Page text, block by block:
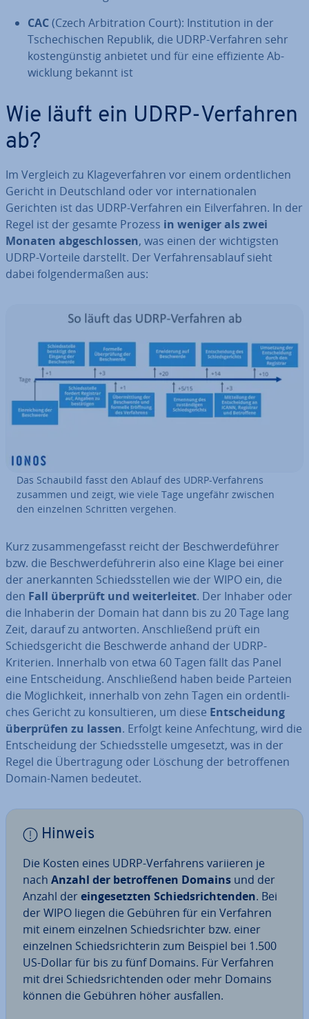
CAC(Czech Ar­bi­tra­ti­on Court): In­sti­tu­ti­on in der
Tsche­chi­schen Republik, die UDRP-Verfahren sehr
kos­ten­güns­tig anbietet und für eine ef­fi­zi­en­te Ab­
wick­lung bekannt ist
Wie läuft ein UDRP-Verfahren
ab?
Im Vergleich zu Kla­ge­ver­fah­ren vor einem or­dent­li­chen
Gericht in Deutsch­land oder vor in­ter­na­tio­na­len
Gerichten ist das UDRP-Verfahren ein Eil­ver­fah­ren. In der
Regel ist der gesamte Prozess in weniger als zwei
Monaten ab­ge­schlos­sen, was einen der wich­tigs­ten
UDRP-Vorteile darstellt. Der Ver­fah­rens­ab­lauf sieht
dabei fol­gen­der­ma­ßen aus:
Das Schaubild fasst den Ablauf des UDRP-Ver­fah­rens
zusammen und zeigt, wie viele Tage ungefähr zwischen
den einzelnen Schritten vergehen.
Kurz zu­sam­men­ge­fasst reicht der Be­schwer­de­füh­rer
bzw. die Be­schwer­de­füh­re­rin also eine Klage bei einer
der an­er­kann­ten Schieds­stel­len wie der WIPO ein, die
den Fall überprüft und wei­ter­lei­tet. Der Inhaber oder
die Inhaberin der Domain hat dann bis zu 20 Tage lang
Zeit, darauf zu antworten. An­schlie­ßend prüft ein
Schieds­ge­richt die Be­schwer­de anhand der UDRP-
Kriterien. Innerhalb von etwa 60 Tagen fällt das Panel
eine Ent­schei­dung. An­schlie­ßend haben beide Parteien
die Mög­lich­keit, innerhalb von zehn Tagen ein or­dent­li­
ches Gericht zu kon­sul­tie­ren, um diese Ent­schei­dung
über­prü­fen zu lassen. Erfolgt keine An­fech­tung, wird die
Ent­schei­dung der Schieds­stel­le umgesetzt, was in der
Regel die Über­tra­gung oder Löschung der be­trof­fe­nen
Domain-Namen bedeutet.
Hinweis
Die Kosten eines UDRP-Ver­fah­rens variieren je
nach Anzahl der be­trof­fe­nen Domains und der
Anzahl derein­ge­setz­ten Schieds­rich­ten­den. Bei
der WIPO liegen die Gebühren für ein Verfahren
mit einem einzelnen Schieds­rich­ter bzw. einer
einzelnen Schieds­rich­te­rin zum Beispiel bei 1.500
US-Dollar für bis zu fünf Domains. Für Verfahren
mit drei Schieds­rich­ten­den oder mehr Domains
können die Gebühren höher ausfallen.